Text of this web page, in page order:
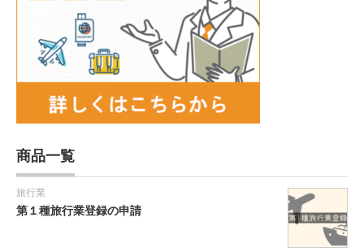
商品一覧
旅行業
第１種旅行業登録の申請